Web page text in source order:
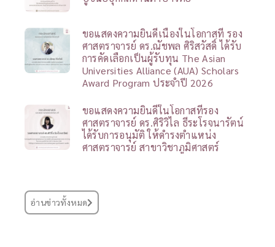
ขอแสดงความยินดีเนื่องในโอกาสที่ รอง
ศาสตราจารย์ ดร.ณัชพล ศิริสวัสดิ์ ได้รับ
การคัดเลือกเป็นผู้รับทุน The Asian
Universities Alliance (AUA) Scholars
Award Program ประจำปี 2026
ขอแสดงความยินดีในโอกาสที่รอง
ศาสตราจารย์ ดร.ศิริวิไล ธีระโรจนารัตน์
ได้รับการอนุมัติ ให้ดำรงตำแหน่ง
ศาสตราจารย์ สาขาวิชาภูมิศาสตร์
อ่านข่าวทั้งหมด